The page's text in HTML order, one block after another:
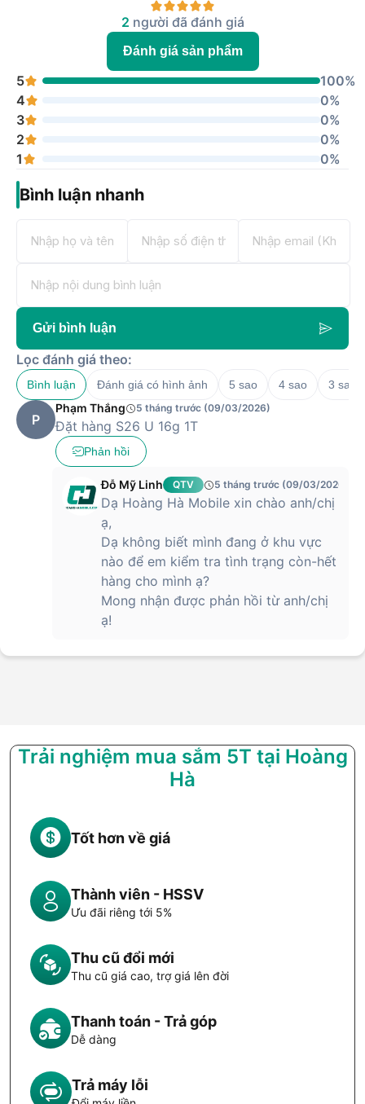
2 người đã đánh giá
Đánh giá sản phẩm
5
100%
4
0%
3
0%
2
0%
1
0%
Bình luận nhanh
Gửi bình luận
Lọc đánh giá theo:
Bình luận Đánh giá có hình ảnh 5 sao 4 sao 3 sao
P
Phạm Thắng 5 tháng trước (09/03/2026)
Đặt hàng S26 U 16g 1T
Phản hồi
Đỗ Mỹ Linh QTV 5 tháng trước (09/03/2026)
Dạ Hoàng Hà Mobile xin chào anh/chị
ạ,
Dạ không biết mình đang ở khu vực
nào để em kiểm tra tình trạng còn-hết
hàng cho mình ạ?
Mong nhận được phản hồi từ anh/chị
ạ!
Trải nghiệm mua sắm 5T tại Hoàng
Hà
Tốt hơn về giá
Thành viên - HSSV
Ưu đãi riêng tới 5%
Thu cũ đổi mới
Thu cũ giá cao, trợ giá lên đời
Thanh toán - Trả góp
Dễ dàng
Trả máy lỗi